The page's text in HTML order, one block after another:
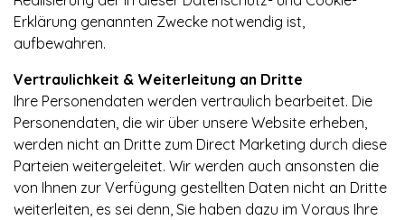
Erklärung genannten Zwecke notwendig ist,
aufbewahren.
Vertraulichkeit & Weiterleitung an Dritte
Ihre Personendaten werden vertraulich bearbeitet. Die
Personendaten, die wir über unsere Website erheben,
werden nicht an Dritte zum Direct Marketing durch diese
Parteien weitergeleitet. Wir werden auch ansonsten die
von Ihnen zur Verfügung gestellten Daten nicht an Dritte
weiterleiten, es sei denn, Sie haben dazu im Voraus Ihre